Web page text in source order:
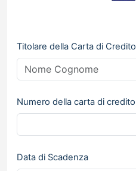
Titolare della Carta di Credito
Numero della carta di credito
Data di Scadenza